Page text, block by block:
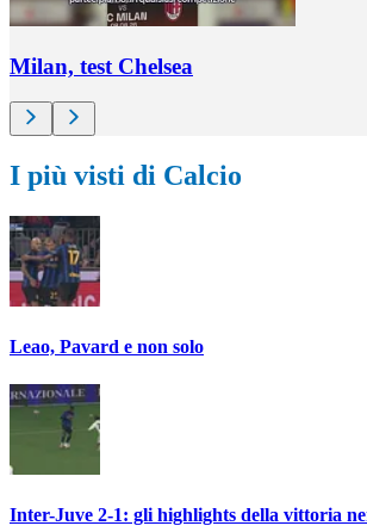
Milan, test Chelsea
I più visti di Calcio
Leao, Pavard e non solo
Inter-Juve 2-1: gli highlights della vittoria